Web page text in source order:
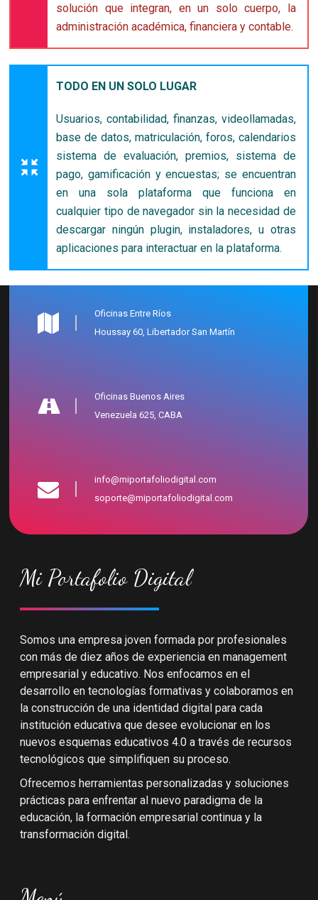
solución que integran, en un solo cuerpo, la
administración académica, financiera y contable.
TODO EN UN SOLO LUGAR
Usuarios, contabilidad, finanzas, videollamadas,
base de datos, matriculación, foros, calendarios
sistema de evaluación, premios, sistema de
pago, gamificación y encuestas; se encuentran
en una sola plataforma que funciona en
cualquier tipo de navegador sin la necesidad de
descargar ningún plugin, instaladores, u otras
aplicaciones para interactuar en la plataforma.
Oficinas Entre Ríos
Houssay 60, Libertador San Martín
Oficinas Buenos Aires
Venezuela 625, CABA
info@miportafoliodigital.com
soporte@miportafoliodigital.com
Mi Portafolio Digital
Somos una empresa joven formada por profesionales
con más de diez años de experiencia en management
empresarial y educativo. Nos enfocamos en el
desarrollo en tecnologías formativas y colaboramos en
la construcción de una identidad digital para cada
institución educativa que desee evolucionar en los
nuevos esquemas educativos 4.0 a través de recursos
tecnológicos que simplifiquen su proceso.
Ofrecemos herramientas personalizadas y soluciones
prácticas para enfrentar al nuevo paradigma de la
educación, la formación empresarial continua y la
transformación digital.